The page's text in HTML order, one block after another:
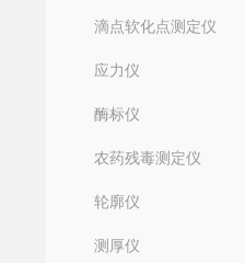
滴点软化点测定仪
应力仪
酶标仪
农药残毒测定仪
轮廓仪
测厚仪